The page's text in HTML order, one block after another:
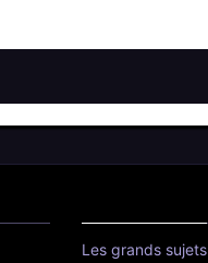
Les grands sujets